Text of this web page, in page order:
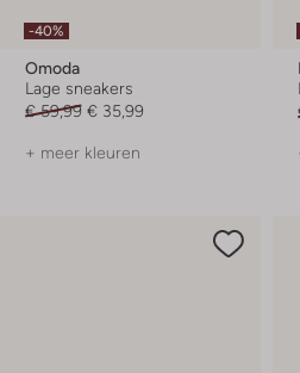
-40%
Omoda
Lage sneakers
€ 59,99 € 35,99
+ meer kleuren